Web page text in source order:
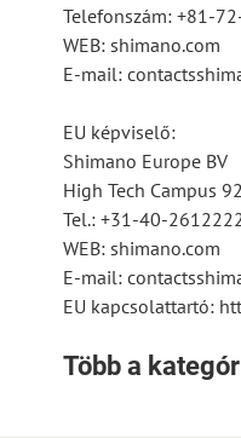
Telefonszám: +81-
WEB: shimano.com
E-mail:
EU képviselő:
Shimano Europe BV
High Tech Campus
Tel.: +31-40-
WEB: shimano.com
E-mail:
EU kapcsolattartó:
Több a